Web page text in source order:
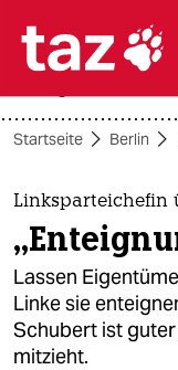

themen
politik
öko
gesellschaft
Startseite Berlin
Linksparteichefin
Lassen
Linke sie
Schubert ist
mitzieht.